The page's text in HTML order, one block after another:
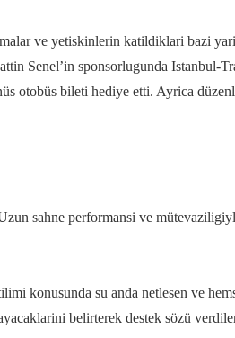
ve yetiskinlerin katildiklari bazi
Senel’in sponsorlugunda Istanbul-
otobüs bileti hediye etti. Ayrica
sahne performansi ve
konusunda su anda netlesen ve
belirterek destek sözü